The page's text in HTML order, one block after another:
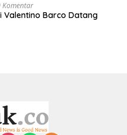
Komentar
Valentino Barco Datang